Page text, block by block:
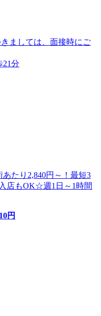
ましては、面接時にご
21分
あたり2,840円～！最短3
店もOK☆週1日～1時間
円